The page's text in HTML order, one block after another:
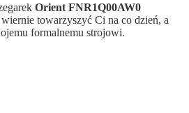
Orient FNR1Q00AW0
towarzyszyć Ci na co dzień, a
formalnemu strojowi.